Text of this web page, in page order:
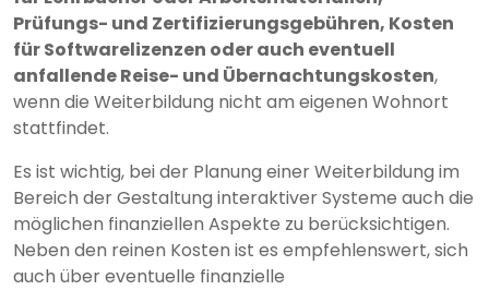
Prüfungs- und Zertifizierungsgebühren, Kosten
für Softwarelizenzen oder auch eventuell
anfallende Reise- und Übernachtungskosten,
wenn die Weiterbildung nicht am eigenen Wohnort
stattfindet.
Es ist wichtig, bei der Planung einer Weiterbildung im
Bereich der Gestaltung interaktiver Systeme auch die
möglichen finanziellen Aspekte zu berücksichtigen.
Neben den reinen Kosten ist es empfehlenswert, sich
auch über eventuelle finanzielle